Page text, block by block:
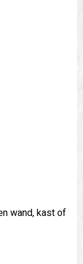
wand, kast of